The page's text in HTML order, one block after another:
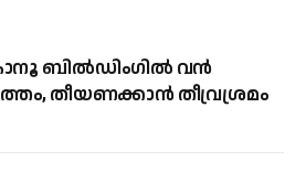
ബിൽഡിംഗിൽ വൻ
തീയണക്കാൻ തീവ്രശ്രമം